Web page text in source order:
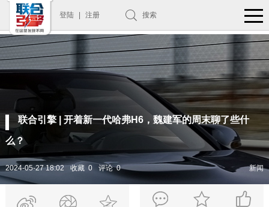
登陆 注册 搜索
联合引擎 | 开着新一代哈弗H6，魏建军的周末聊了些什
么？
2024-05-27 18:02 收藏 0 评论 0 新闻